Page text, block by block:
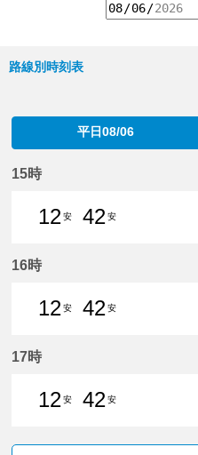
路線別時刻表
平日08/06
15時
12安
42安
16時
12安
42安
17時
12安
42安